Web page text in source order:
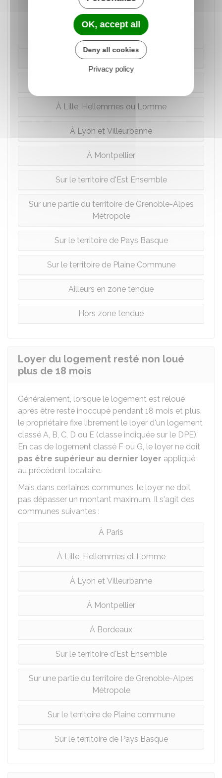
Direction de l'information légale et administrative
(Dila) - Premier ministre
À Paris
À Lille, Hellemmes ou Lomme
À Lyon et Villeurbanne
À Montpellier
Sur le territoire d'Est Ensemble
Sur une partie du territoire de Grenoble-Alpes
Métropole
Sur le territoire de Pays Basque
Sur le territoire de Plaine Commune
Ailleurs en zone tendue
Hors zone tendue
Loyer du logement resté non loué
plus de 18 mois
Généralement, lorsque le logement est reloué
après être resté inoccupé pendant 18 mois et plus,
le propriétaire fixe librement le loyer d'un logement
classé A, B, C, D ou E (classe indiquée sur le DPE).
En cas de logement classé F ou G, le loyer ne doit
pas être supérieur au dernier loyer appliqué
au précédent locataire.
Mais dans certaines communes, le loyer ne doit
pas dépasser un montant maximum. Il s'agit des
communes suivantes :
À Paris
À Lille, Hellemmes et Lomme
À Lyon et Villeurbanne
À Montpellier
À Bordeaux
Sur le territoire d'Est Ensemble
Sur une partie du territoire de Grenoble-Alpes
Métropole
Sur le territoire de Plaine commune
Sur le territoire de Pays Basque
OK, accept all
Deny all cookies
Privacy policy